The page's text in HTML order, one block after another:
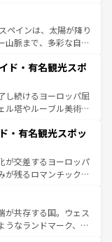
アマルフィ海岸の絶
光の合間には、本場の
料理を堪能することも
い旅をしてみよう！
ペインは、太陽が降り
山脈まで、多彩な自然
ラメンコ、熱気あふ
活の一部となってい
囲気や、バルセロナの
古代ローマ遺跡や中世
なるスペインはその個
ド・有名観光スポ
し続けるヨーロッパ屈
ル塔やルーブル美術館
麗な宮殿、歴史的な大
然が、訪れる者を心
食の国としても知ら
化遺産にも登録されて
しみ方が可能だ。さ
れており、どの街角に
パリ以外の個性あふ
・有名観光スポッ
が交差するヨーロッパ
が残るロマンチック街
きることがない。ベ
のアルプスの絶景、そ
た風景は必見。ビール
が共存する国。ウェス
うなランドマーク、歴